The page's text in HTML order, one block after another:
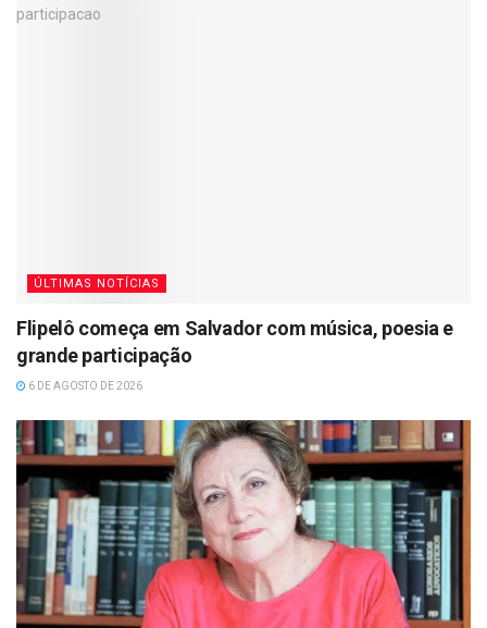
ÚLTIMAS NOTÍCIAS
Flipelô começa em Salvador com música, poesia e
grande participação
6 DE AGOSTO DE 2026